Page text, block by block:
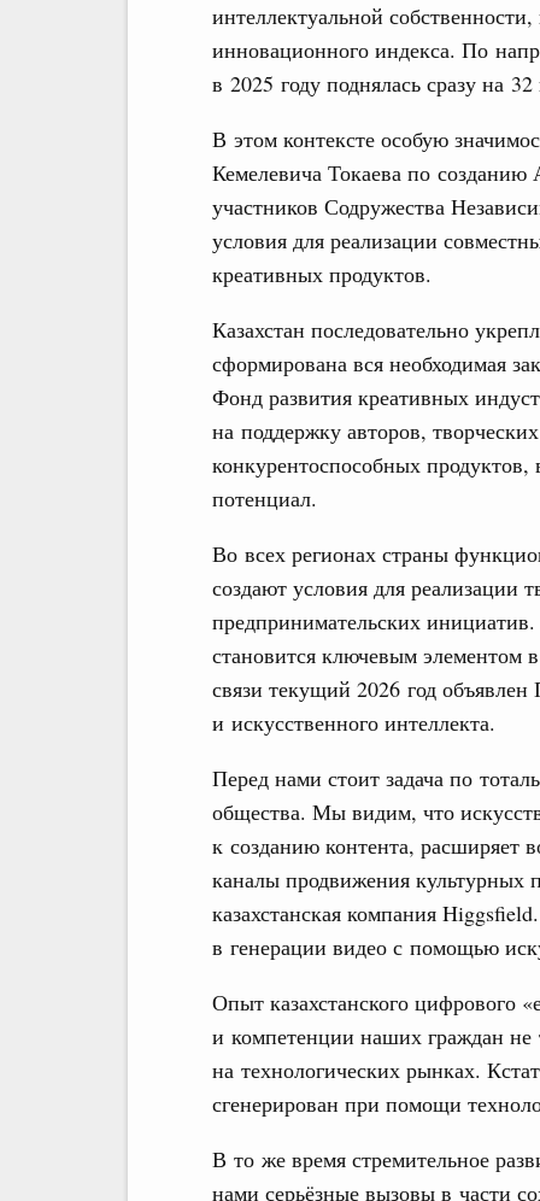
интеллектуальной
инновационного индекса. По
в 2025 году поднялась сразу на
В этом контексте особую
Кемелевича Токаева по созданию
участников Содружества
условия для реализации
креативных продуктов.
Казахстан последовательно
сформирована вся необходимая
Фонд развития креативных
на поддержку авторов,
конкурентоспособных
потенциал.
Во всех регионах страны
создают условия для реализации
предпринимательских
становится ключевым элементом
связи текущий 2026 год
и искусственного интеллекта.
Перед нами стоит задача по
общества. Мы видим, что
к созданию контента, расширяет
каналы продвижения культурных
казахстанская компания
в генерации видео с помощью
Опыт казахстанского цифрового
и компетенции наших граждан не
на технологических рынках.
сгенерирован при помощи
В то же время стремительное
нами серьёзные вызовы в части